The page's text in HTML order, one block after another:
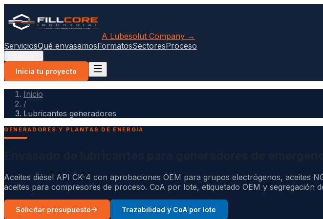
A Lubesolut Company →
ServiciosQué envasamosFormatosSectoresProceso
Inicia tu proyecto
Inicio
/
Lubricantes generadores
GENERADORES Y PLANTAS DE ENERGÍA
Aceites diésel API CK-4 con aprobaciones OEM para grupos electrógenos, aceites
aceites para compresores de proceso. CoA por lote, etiquetado OEM y segregación
Solicitar presupuesto Trazabilidad y CoA por lote